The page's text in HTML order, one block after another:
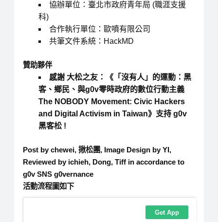
協辦單位：臺北市政府青年局 (職涯支援
科)
合作執行單位：歐噴有限公司
共筆文件系統：HackMD
贊助夥伴
感謝 大松之友：《「沒有人」的運動：黑
客、鄉民、與g0v零時政府的數位行動主義
The NOBODY Movement: Civic Hackers
and Digital Activism in Taiwan》支持 g0v
黑客松 !
Post by chewei, 揪松團, Image Design by YI,
Reviewed by ichieh, Dong, Tiff in accordance to
g0v SNS g0vernance
活動流程圖如下